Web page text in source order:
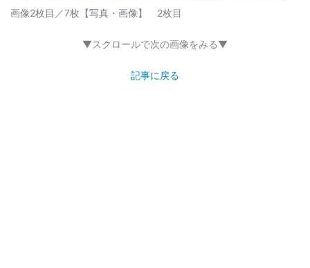
画像2枚目／7枚 【写真・画像】 2枚目
▼スクロールで次の画像をみる▼
記事に戻る